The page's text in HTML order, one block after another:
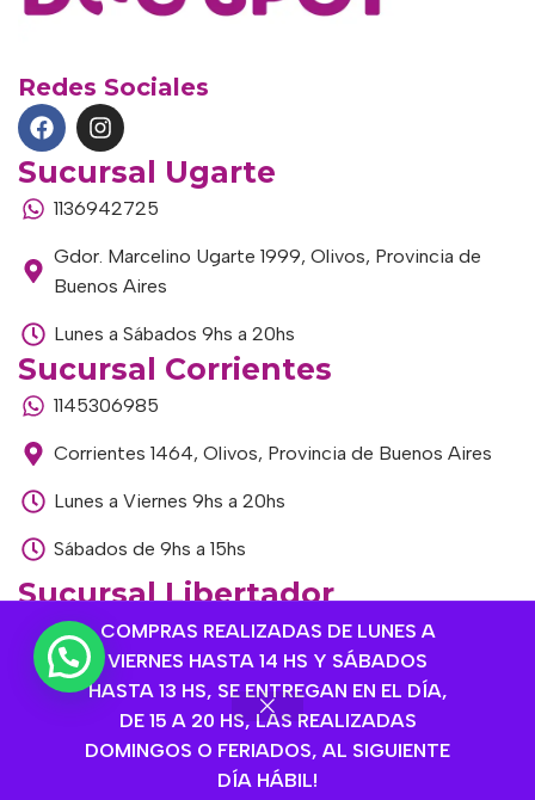
COMPRAS REALIZADAS DE LUNES A
VIERNES HASTA 14 HS Y SÁBADOS
HASTA 13 HS, SE ENTREGAN EN EL DÍA,
DE 15 A 20 HS, LAS REALIZADAS
DOMINGOS O FERIADOS, AL SIGUIENTE
DÍA HÁBIL!
Redes Sociales
Sucursal Ugarte
1136942725
Gdor. Marcelino Ugarte 1999, Olivos, Provincia de
Buenos Aires
Lunes a Sábados 9hs a 20hs
Sucursal Corrientes
1145306985
Corrientes 1464, Olivos, Provincia de Buenos Aires
Lunes a Viernes 9hs a 20hs
Sábados de 9hs a 15hs
Sucursal Libertador
1168893524
Av. del Libertador 1915, Vte. López, Provincia de
Lunes a Viernes de 9hs a 13hs / 16hs a 20hs